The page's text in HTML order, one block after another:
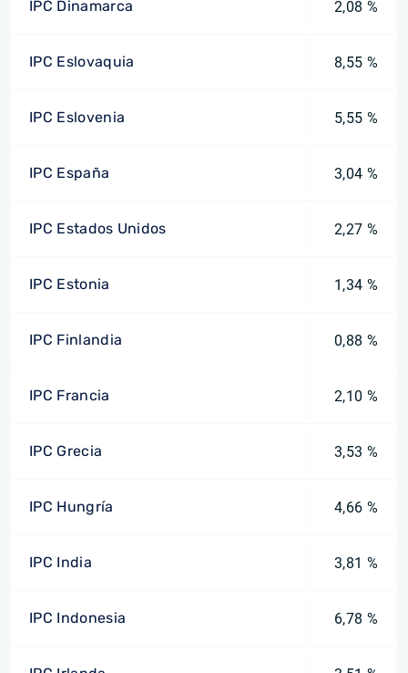
IPC Dinamarca 2,08 %
IPC Eslovaquia 8,55 %
IPC Eslovenia 5,55 %
IPC España 3,04 %
IPC Estados Unidos 2,27 %
IPC Estonia 1,34 %
IPC Finlandia 0,88 %
IPC Francia 2,10 %
IPC Grecia 3,53 %
IPC Hungría 4,66 %
IPC India 3,81 %
IPC Indonesia 6,78 %